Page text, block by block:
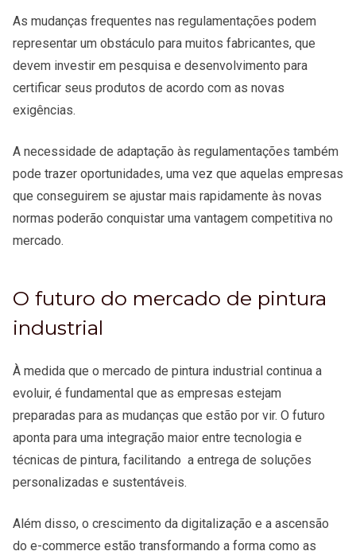
As mudanças frequentes nas regulamentações podem
representar um obstáculo para muitos fabricantes, que
devem investir em pesquisa e desenvolvimento para
certificar seus produtos de acordo com as novas
exigências.
A necessidade de adaptação às regulamentações também
pode trazer oportunidades, uma vez que aquelas empresas
que conseguirem se ajustar mais rapidamente às novas
normas poderão conquistar uma vantagem competitiva no
mercado.
O futuro do mercado de pintura
industrial
À medida que o mercado de pintura industrial continua a
evoluir, é fundamental que as empresas estejam
preparadas para as mudanças que estão por vir. O futuro
aponta para uma integração maior entre tecnologia e
técnicas de pintura, facilitando a entrega de soluções
personalizadas e sustentáveis.
Além disso, o crescimento da digitalização e a ascensão
do e-commerce estão transformando a forma como as